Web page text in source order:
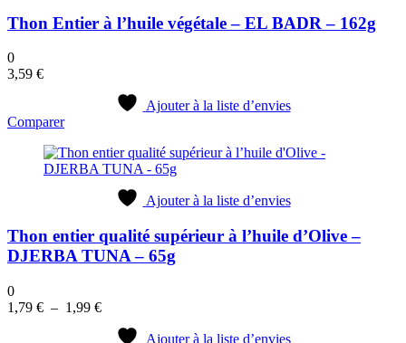
Thon Entier à l’huile végétale – EL BADR – 162g
0
3,59 €
Ajouter à la liste d’envies
Comparer
Ajouter à la liste d’envies
Thon entier qualité supérieur à l’huile d’Olive –
DJERBA TUNA – 65g
0
1,79 € – 1,99 €Plage
prix :
Ajouter à la liste d’envies